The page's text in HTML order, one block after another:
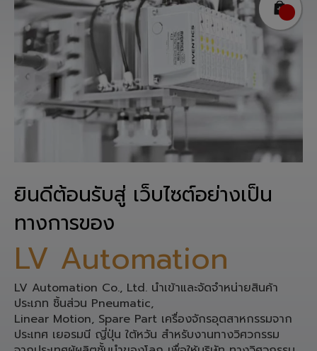
ยินดีต้อนรับสู่ เว็บไซต์อย่างเป็น
ทางการของ
LV Automation
LV Automation Co., Ltd. นำเข้าและจัดจำหน่ายสินค้า
ประเภท ชิ้นส่วน Pneumatic,
Linear Motion, Spare Part เครื่องจักรอุตสาหกรรมจาก
ประเทศ เยอรมนี ญี่ปุ่น ใต้หวัน สำหรับงานทางวิศวกรรม